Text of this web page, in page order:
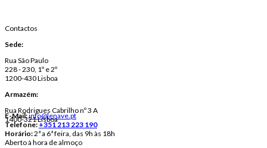
Contactos
Sede:
Rua São Paulo
228 - 230, 1º e 2º
1200-430 Lisboa
Armazém:
Rua Rodrigues Cabrilho nº 3 A
1400-321 Lisboa
E-Mail:info@lenave.pt
Telefone:+351 213 223 190
Horário:2ª a 6ª feira, das 9h às 18h
Aberto à hora de almoço